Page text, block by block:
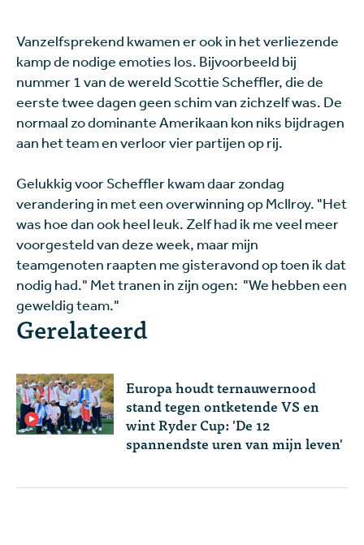
Vanzelfsprekend kwamen er ook in het verliezende
kamp de nodige emoties los. Bijvoorbeeld bij
nummer 1 van de wereld Scottie Scheffler, die de
eerste twee dagen geen schim van zichzelf was. De
normaal zo dominante Amerikaan kon niks bijdragen
aan het team en verloor vier partijen op rij.
Gelukkig voor Scheffler kwam daar zondag
verandering in met een overwinning op McIlroy. "Het
was hoe dan ook heel leuk. Zelf had ik me veel meer
voorgesteld van deze week, maar mijn
teamgenoten raapten me gisteravond op toen ik dat
nodig had." Met tranen in zijn ogen: "We hebben een
geweldig team."
Gerelateerd
Europa houdt ternauwernood
stand tegen ontketende VS en
wint Ryder Cup: 'De 12
spannendste uren van mijn leven'